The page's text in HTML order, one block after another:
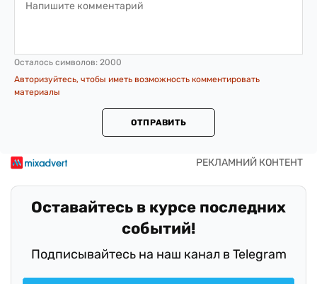
Осталось символов: 2000
Авторизуйтесь, чтобы иметь возможность комментировать
материалы
ОТПРАВИТЬ
Оставайтесь в курсе последних
событий!
Подписывайтесь на наш канал в Telegram